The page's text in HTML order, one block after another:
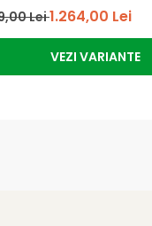
Lei1.264,00 Lei
VEZI VARIANTE